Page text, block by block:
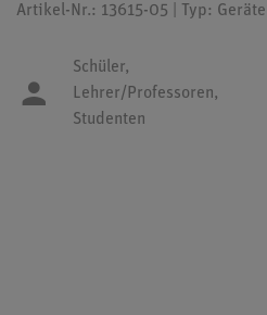
Artikel-Nr.: 13615-05 | Typ:
Schüler,
Lehrer/Professoren,
Studenten